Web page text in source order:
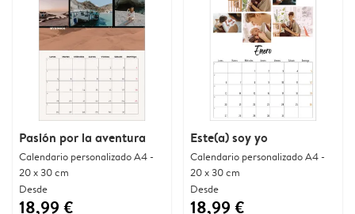
Pasión por la aventura
Calendario personalizado A4 -
20 x 30 cm
Desde
18,99 €
Este(a) soy yo
Calendario personalizado A4 -
20 x 30 cm
Desde
18,99 €